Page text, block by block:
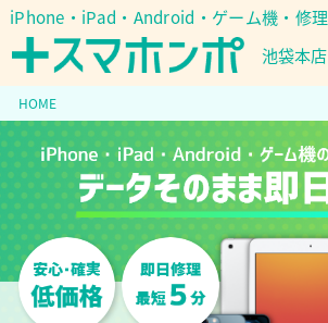
iPhone・iPad・Android・ゲーム機・修理
池袋本店
HOME